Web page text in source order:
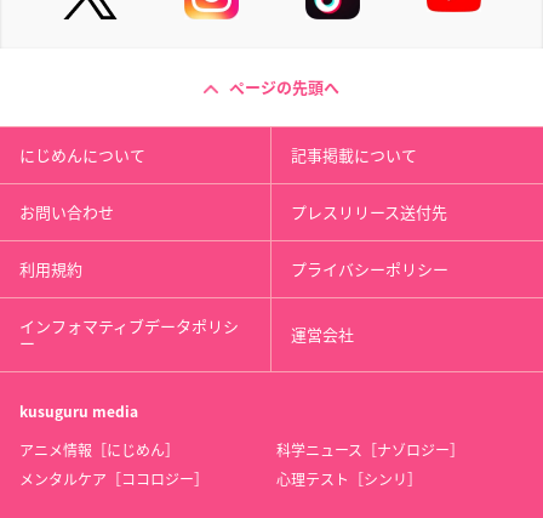
ページの先頭へ
にじめんについて 記事掲載について
お問い合わせ プレスリリース送付先
利用規約 プライバシーポリシー
インフォマティブデータポリシ
ー 運営会社
kusuguru media
アニメ情報［にじめん］
科学ニュース［ナゾロジー］
メンタルケア［ココロジー］
心理テスト［シンリ］